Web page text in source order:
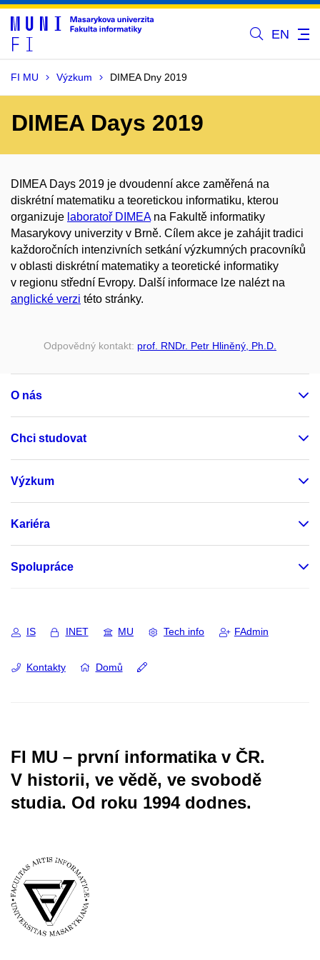
EN
FI MU Výzkum DIMEA Dny 2019
DIMEA Days 2019
DIMEA Days 2019 je dvoudenní akce zaměřená na
diskrétní matematiku a teoretickou informatiku, kterou
organizuje laboratoř DIMEAna Fakultě informatiky
Masarykovy univerzity v Brně. Cílem akce je zahájit tradici
každoročních intenzivních setkání výzkumných pracovníků
v oblasti diskrétní matematiky a teoretické informatiky
v regionu střední Evropy. Další informace lze nalézt na
anglické verzi této stránky.
Odpovědný kontakt: prof. RNDr. Petr Hliněný, Ph.D.
O nás
Chci studovat
Výzkum
Kariéra
Spolupráce
IS INET MU Tech info FAdmin
Kontakty Domů
FI MU – první informatika v ČR.
V historii, ve vědě, ve svobodě
studia. Od roku 1994 dodnes.